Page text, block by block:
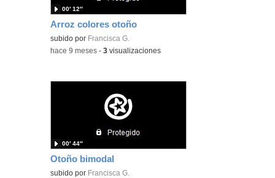
Arroz colores otoño
subido por Francisca G.
00′ 12″
-hace 9 meses -3 visualizaciones
Otoño bimodal
subido por Francisca G.
00′ 44″